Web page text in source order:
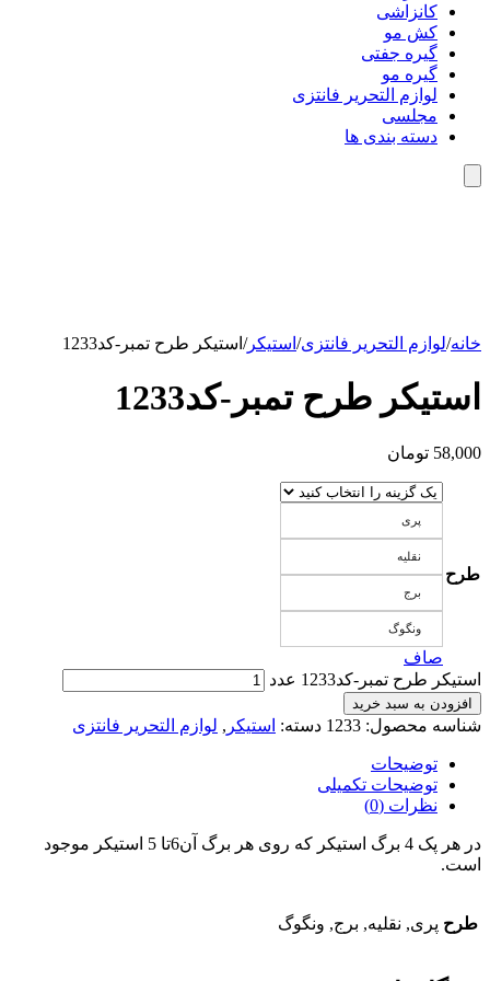
کانزاشی
کش مو
گیره جفتی
گیره مو
لوازم التحریر فانتزی
مجلسی
دسته بندی ها
خانه/لوازم التحریر فانتزی/ استیکر/ استیکر طرح تمبر-کد1233
استیکر طرح تمبر-کد1233
58,000 تومان
طرح
پری
نقلیه
برج
ونگوگ
صاف
استیکر طرح تمبر-کد1233 عدد
افزودن به سبد خرید
شناسه محصول: 1233 دسته: استیکر , لوازم التحریر فانتزی
توضیحات
توضیحات تکمیلی
نظرات (0)
در هر پک 4 برگ استیکر که روی هر برگ آن6تا 5 استیکر موجود
است.
طرح پری, نقلیه, برج, ونگوگ